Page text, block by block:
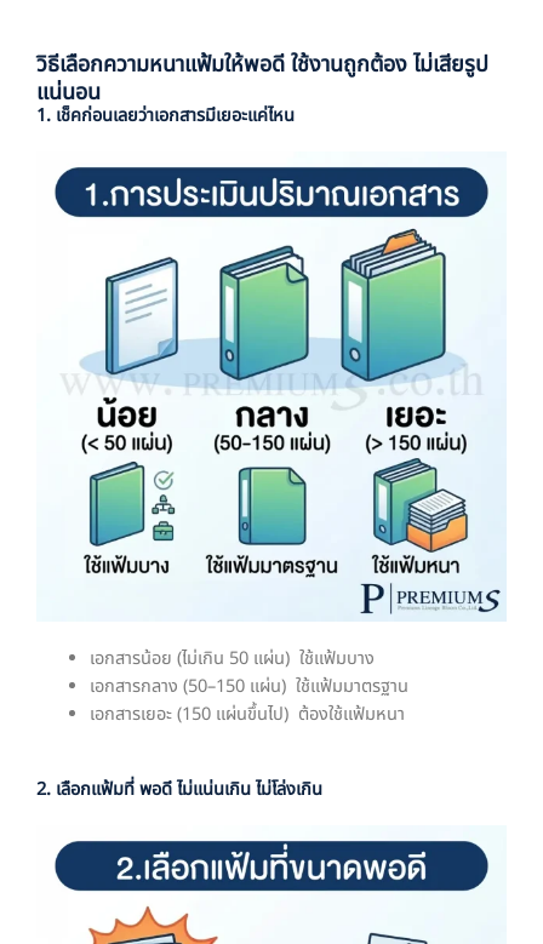
วิธีเลือกความหนาแฟ้มให้พอดี ใช้งานถูกต้อง ไม่เสียรูป
แน่นอน
1. เช็คก่อนเลยว่าเอกสารมีเยอะแค่ไหน
เอกสารน้อย (ไม่เกิน 50 แผ่น) ใช้แฟ้มบาง
เอกสารกลาง (50–150 แผ่น) ใช้แฟ้มมาตรฐาน
เอกสารเยอะ (150 แผ่นขึ้นไป) ต้องใช้แฟ้มหนา
2. เลือกแฟ้มที่ พอดี ไม่แน่นเกิน ไม่โล่งเกิน